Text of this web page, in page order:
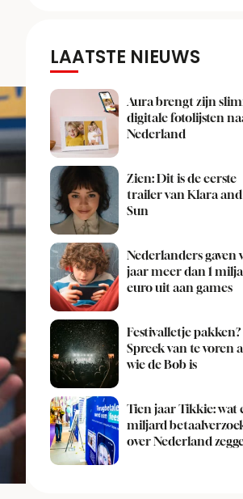
LAATSTE NIEUWS
Aura brengt zijn
digitale fotolijsten
Nederland
Zien: Dit is de eerste
trailer van Klara
Sun
Nederlanders gaven
jaar meer dan 1
euro uit aan games
Festivalletje pakken?
Spreek van te voren
wie de Bob is
Tien jaar Tikkie: wat
miljard
over Nederland